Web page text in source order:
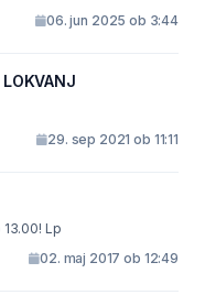
06. jun 2025 ob 3:44
LOKVANJ
29. sep 2021 ob 11:11
Lp
02. maj 2017 ob 12:49